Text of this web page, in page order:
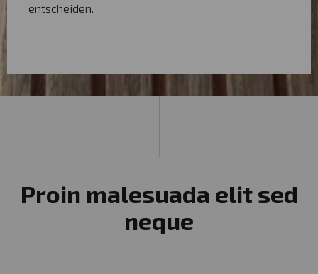
entscheiden.
Proin malesuada elit sed
neque